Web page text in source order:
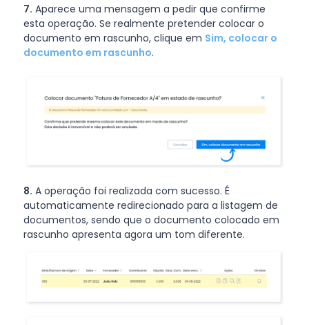
7. Aparece uma mensagem a pedir que confirme
esta operação. Se realmente pretender colocar o
documento em rascunho, clique em Sim, colocar o
documento em rascunho.
8. A operação foi realizada com sucesso. É
automaticamente redirecionado para a listagem de
documentos, sendo que o documento colocado em
rascunho apresenta agora um tom diferente.